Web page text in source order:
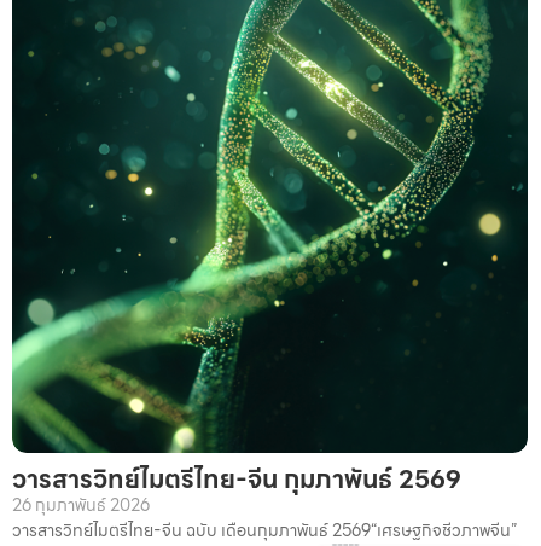
วารสารวิทย์ไมตรีไทย-จีน กุมภาพันธ์ 2569
26 กุมภาพันธ์ 2026
วารสารวิทย์ไมตรีไทย-จีน ฉบับ เดือนกุมภาพันธ์ 2569“เศรษฐกิจชีวภาพจีน”